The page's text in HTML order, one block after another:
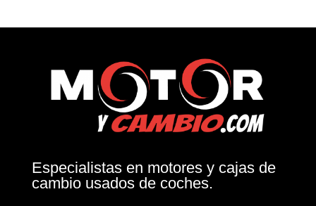
Especialistas en motores y cajas de
cambio usados de coches.